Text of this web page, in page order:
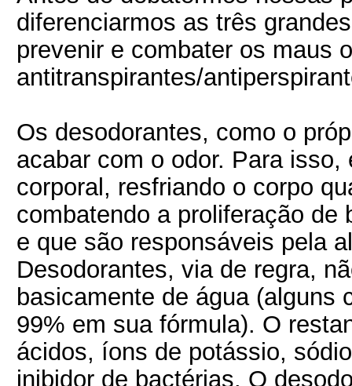
diferenciarmos as três
prevenir e combater os maus
antitranspirantes/
Os desodorantes, como o
acabar com o odor. Para
corporal, resfriando o corpo
combatendo a proliferação
e que são responsáveis pela
Desodorantes, via de regra,
basicamente de água (alguns
99% em sua fórmula). O
ácidos, íons de potássio,
inibidor de bactérias. O